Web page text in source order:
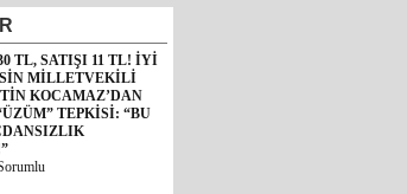
TL, SATIŞI 11 TL! İYİ
MİLLETVEKİLİ
KOCAMAZ’DAN
TEPKİSİ: “BU